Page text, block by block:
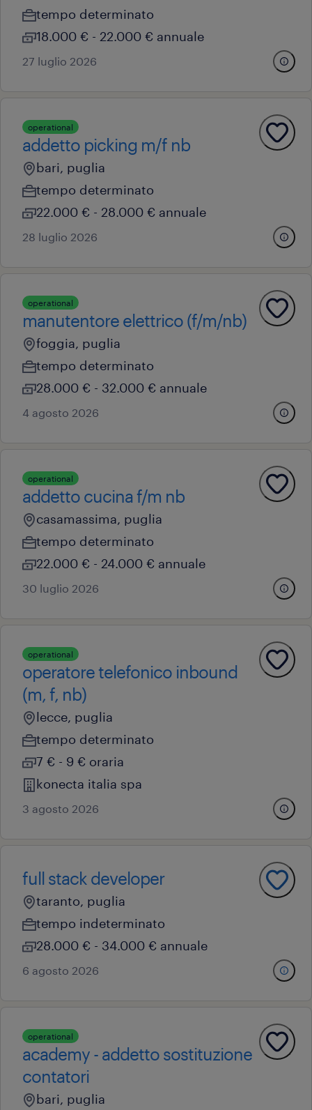
tempo determinato
18.000 € - 22.000 € annuale
27 luglio 2026
operational
addetto picking m/f nb
bari, puglia
tempo determinato
22.000 € - 28.000 € annuale
28 luglio 2026
operational
manutentore elettrico (f/m/nb)
foggia, puglia
tempo determinato
28.000 € - 32.000 € annuale
4 agosto 2026
operational
addetto cucina f/m nb
casamassima, puglia
tempo determinato
22.000 € - 24.000 € annuale
30 luglio 2026
operational
operatore telefonico inbound
(m, f, nb)
lecce, puglia
tempo determinato
7 € - 9 € oraria
konecta italia spa
3 agosto 2026
full stack developer
taranto, puglia
tempo indeterminato
28.000 € - 34.000 € annuale
6 agosto 2026
operational
academy - addetto sostituzione
contatori
bari, puglia